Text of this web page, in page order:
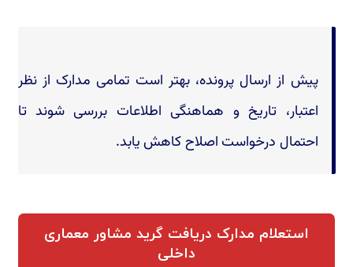
پیش از ارسال پرونده، بهتر است تمامی مدارک از نظر
اعتبار، تاریخ و هماهنگی اطلاعات بررسی شوند تا
احتمال درخواست اصلاح کاهش یابد.
استعلام مدارک دریافت گرید مشاور معماری
داخلی